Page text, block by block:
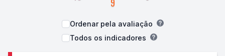
Ordenar pela avaliação
Todos os indicadores